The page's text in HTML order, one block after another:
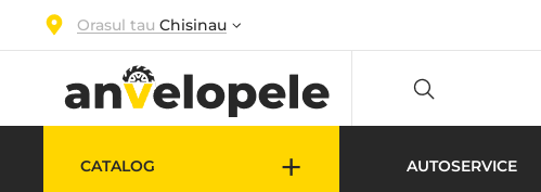
Orasul tau Chisinau
CATALOG + AUTOSERVICE